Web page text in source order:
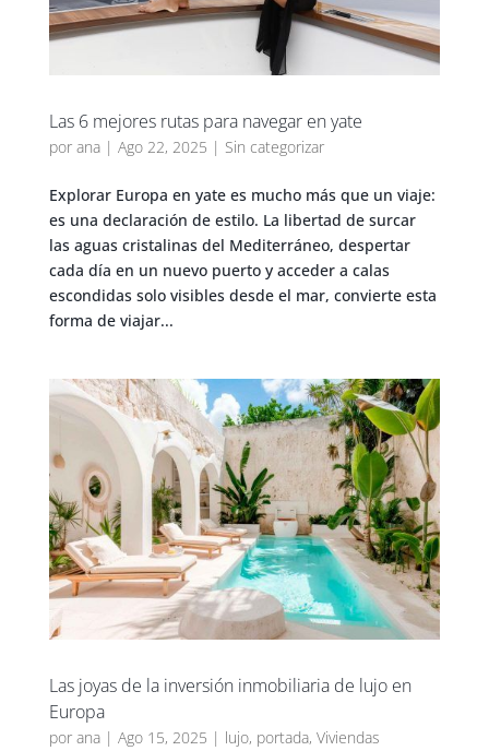
Las 6 mejores rutas para navegar en yate
por ana| Ago 22, 2025 | Sin categorizar
Explorar Europa en yate es mucho más que un viaje:
es una declaración de estilo. La libertad de surcar
las aguas cristalinas del Mediterráneo, despertar
cada día en un nuevo puerto y acceder a calas
escondidas solo visibles desde el mar, convierte esta
forma de viajar...
Las joyas de la inversión inmobiliaria de lujo en
Europa
por ana| Ago 15, 2025 | lujo, portada, Viviendas